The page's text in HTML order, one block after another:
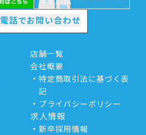
電話でお問い合わせ
店舗一覧
会社概要
特定商取引法に基づく表
記
プライバシーポリシー
求人情報
新卒採用情報